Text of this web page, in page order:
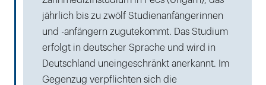
jährlich bis zu zwölf Studienanfängerinnen
und -anfängern zugutekommt. Das Studium
erfolgt in deutscher Sprache und wird in
Deutschland uneingeschränkt anerkannt. Im
Gegenzug verpflichten sich die